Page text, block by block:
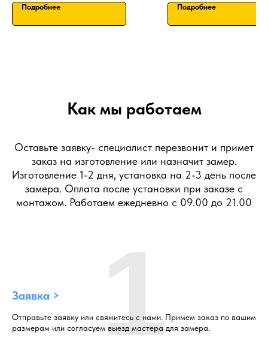
Подробнее Подробнее
Как мы работаем
Оставьте заявку- специалист перезвонит и примет
заказ на изготовление или назначит замер.
Изготовление 1-2 дня, установка на 2-3 день после
замера. Оплата после установки при заказе с
монтажом. Работаем ежедневно с 09.00 до 21.00
Заявка >
Отправьте заявку или свяжитесь с нами. Примем заказ по вашим
размерам или согласуем выезд мастера для замера.
1